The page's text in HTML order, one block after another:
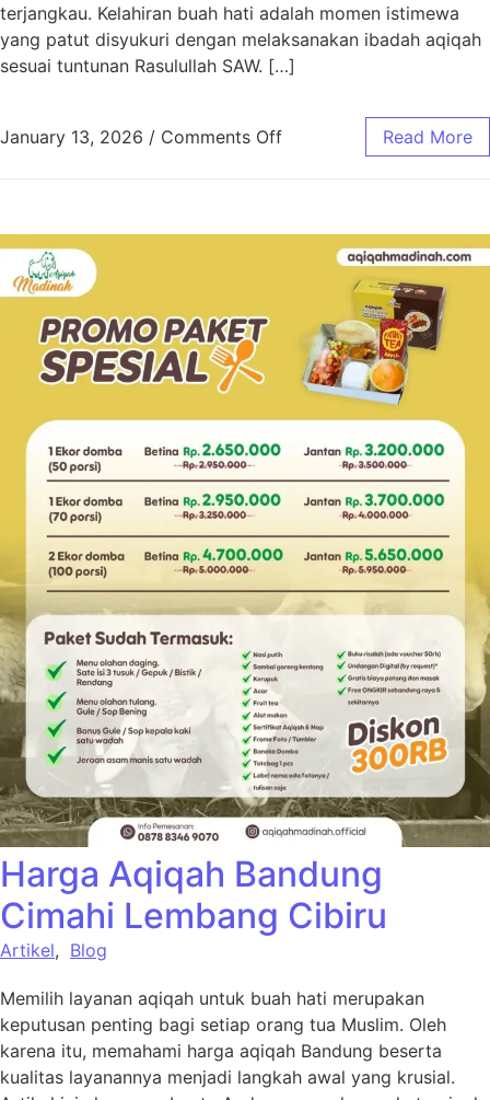
terjangkau. Kelahiran buah hati adalah momen istimewa
yang patut disyukuri dengan melaksanakan ibadah aqiqah
sesuai tuntunan Rasulullah SAW. […]
January 13, 2026 / Comments Off Read More
Harga Aqiqah Bandung
Cimahi Lembang Cibiru
Artikel, Blog
Memilih layanan aqiqah untuk buah hati merupakan
keputusan penting bagi setiap orang tua Muslim. Oleh
karena itu, memahami harga aqiqah Bandung beserta
kualitas layanannya menjadi langkah awal yang krusial.